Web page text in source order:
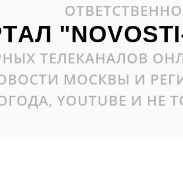
ТЕЛЕКАНАЛОВ
МОСКВЫ И
YOUTUBE И